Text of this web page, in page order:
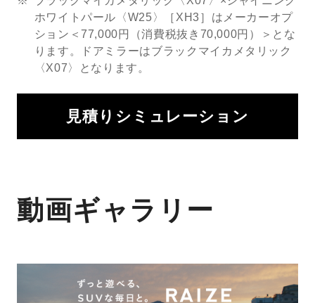
ホワイトパール〈W25〉［XH3］はメーカーオプ
ション＜77,000円（消費税抜き70,000円）＞とな
ります。ドアミラーはブラックマイカメタリック
〈X07〉となります。
見積りシミュレーション
動画ギャラリー